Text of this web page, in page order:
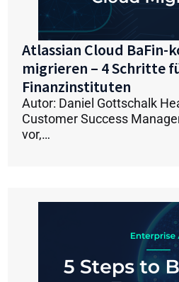
Atlassian Cloud BaFin-
migrieren – 4 Schritte
Finanzinstituten
Autor: Daniel Gottschalk
Customer Success
vor,…